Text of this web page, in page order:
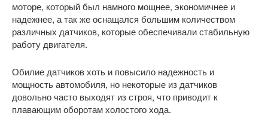
моторе, который был намного мощнее, экономичнее и
надежнее, а так же оснащался большим количеством
различных датчиков, которые обеспечивали стабильную
работу двигателя.
Обилие датчиков хоть и повысило надежность и
мощность автомобиля, но некоторые из датчиков
довольно часто выходят из строя, что приводит к
плавающим оборотам холостого хода.